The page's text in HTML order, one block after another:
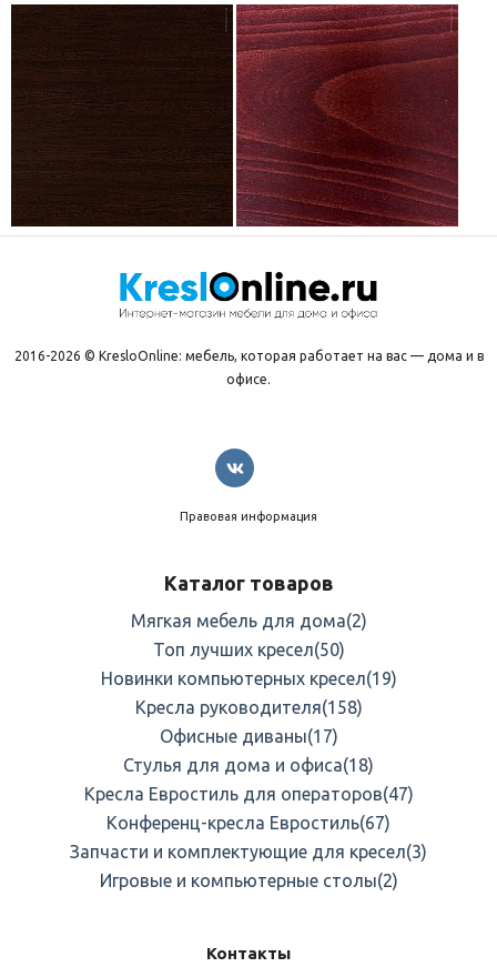
2016-2026 © KresloOnline: мебель, которая работает на вас — дома и в
офисе.
Правовая информация
Каталог товаров
Мягкая мебель для дома(2)
Топ лучших кресел(50)
Новинки компьютерных кресел(19)
Кресла руководителя(158)
Офисные диваны(17)
Стулья для дома и офиса(18)
Кресла Евростиль для операторов(47)
Конференц-кресла Евростиль(67)
Запчасти и комплектующие для кресел(3)
Игровые и компьютерные столы(2)
Контакты